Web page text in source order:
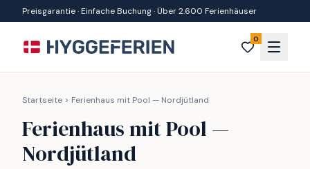
Zum Inhalt springen
Preisgarantie · Einfache Buchung · Über 2.600 Ferienhäuser
0
Startseite > Ferienhaus mit Pool — Nordjütland
Ferienhaus mit Pool —
Nordjütland